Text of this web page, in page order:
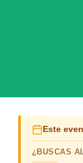
Este
¿BUSCAS